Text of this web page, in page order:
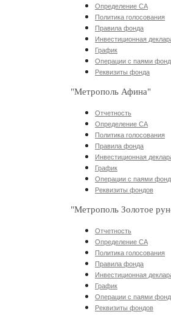
Определение СА
Политика голосования
Правила фонда
Инвестиционная
График
Операции с паями
Реквизиты фонда
"Метрополь Афина"
Отчетность
Определение СА
Политика голосования
Правила фонда
Инвестиционная
График
Операции с паями
Реквизиты фондов
"Метрополь Золотое
Отчетность
Определение СА
Политика голосования
Правила фонда
Инвестиционная
График
Операции с паями
Реквизиты фондов